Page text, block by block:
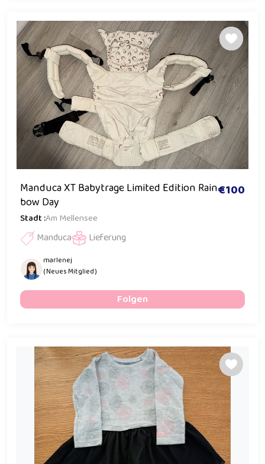
Manduca XT Babytrage Limited Edition Rain
bow Day
€100
Stadt :Am Mellensee
Manduca Lieferung
marlenej
( Neues Mitglied )
Folgen